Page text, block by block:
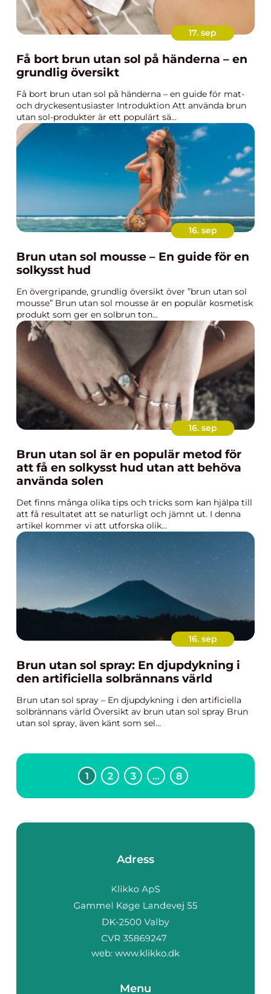
17. sep
Få bort brun utan sol på händerna – en
grundlig översikt
Få bort brun utan sol på händerna – en guide för mat-
och dryckesentusiaster Introduktion Att använda brun
utan sol-produkter är ett populärt sä...
16. sep
Brun utan sol mousse – En guide för en
solkysst hud
En övergripande, grundlig översikt över ”brun utan sol
mousse” Brun utan sol mousse är en populär kosmetisk
produkt som ger en solbrun ton...
16. sep
Brun utan sol är en populär metod för
att få en solkysst hud utan att behöva
använda solen
Det finns många olika tips och tricks som kan hjälpa till
att få resultatet att se naturligt och jämnt ut. I denna
artikel kommer vi att utforska olik...
16. sep
Brun utan sol spray: En djupdykning i
den artificiella solbrännans värld
Brun utan sol spray – En djupdykning i den artificiella
solbrännans värld Översikt av brun utan sol spray Brun
utan sol spray, även känt som sel...
1 2 3 … 8
Adress
web: www.klikko.dk
Menu